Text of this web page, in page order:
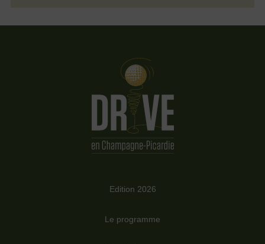
Edition 2026
Le programme